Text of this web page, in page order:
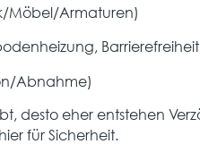
Möbel/Armaturen)
Abnahme)
desto eher entstehen
für Sicherheit.